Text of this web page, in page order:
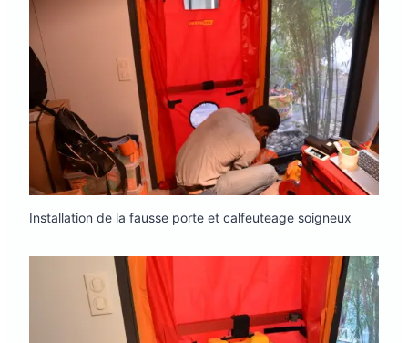
Installation de la fausse porte et calfeuteage soigneux